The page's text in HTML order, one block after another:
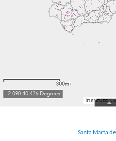
Santa Marta